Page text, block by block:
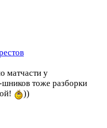
матчасти у
тоже разборки
))